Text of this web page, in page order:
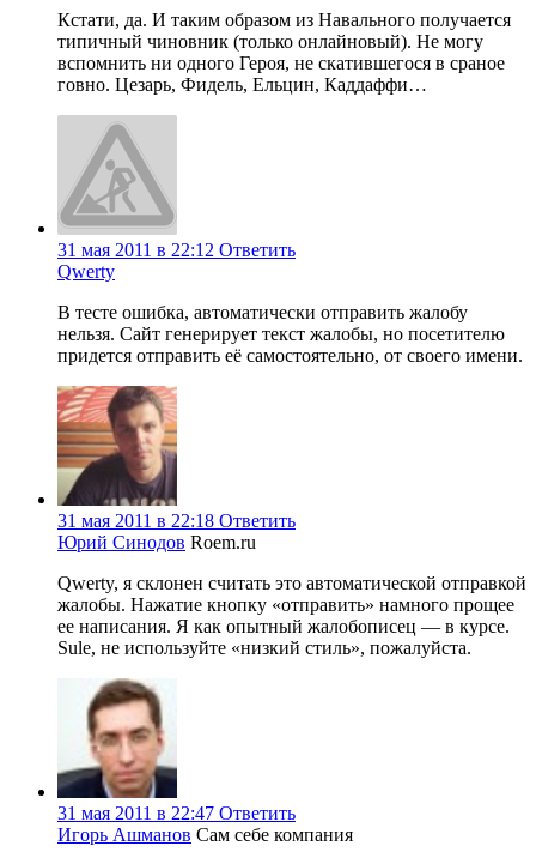
Кстати, да. И таким образом из Навального получается
типичный чиновник (только онлайновый). Не могу
вспомнить ни одного Героя, не скатившегося в сраное
говно. Цезарь, Фидель, Ельцин, Каддаффи…
31 мая 2011 в 22:12 Ответить
Qwerty
В тесте ошибка, автоматически отправить жалобу
нельзя. Сайт генерирует текст жалобы, но посетителю
придется отправить её самостоятельно, от своего имени.
31 мая 2011 в 22:18 Ответить
Юрий Синодов Roem.ru
Qwerty, я склонен считать это автоматической отправкой
жалобы. Нажатие кнопку «отправить» намного прощее
ее написания. Я как опытный жалобописец — в курсе.
Sule, не используйте «низкий стиль», пожалуйста.
31 мая 2011 в 22:47 Ответить
Игорь Ашманов Сам себе компания